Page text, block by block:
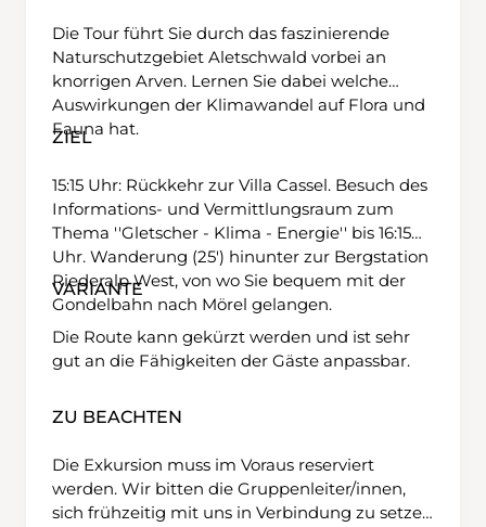
Die Tour führt Sie durch das faszinierende
Naturschutzgebiet Aletschwald vorbei an
knorrigen Arven. Lernen Sie dabei welche
Auswirkungen der Klimawandel auf Flora und
Fauna hat.
ZIEL
15:15 Uhr: Rückkehr zur Villa Cassel. Besuch des
Informations- und Vermittlungsraum zum
Thema ''Gletscher - Klima - Energie'' bis 16:15
Uhr. Wanderung (25') hinunter zur Bergstation
Riederalp West, von wo Sie bequem mit der
Gondelbahn nach Mörel gelangen.
VARIANTE
Die Route kann gekürzt werden und ist sehr
gut an die Fähigkeiten der Gäste anpassbar.
ZU BEACHTEN
Die Exkursion muss im Voraus reserviert
werden. Wir bitten die Gruppenleiter/innen,
sich frühzeitig mit uns in Verbindung zu setzen